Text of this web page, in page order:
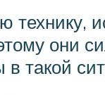
они
такой